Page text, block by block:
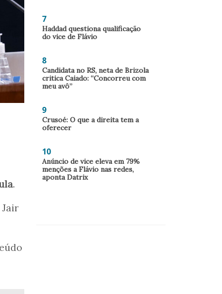
.
7
Haddad questiona qualificação
do vice de Flávio
8
Candidata no RS, neta de Brizola
critica Caiado: “Concorreu com
meu avô”
9
Crusoé: O que a direita tem a
oferecer
10
Anúncio de vice eleva em 79%
menções a Flávio nas redes,
aponta Datrix